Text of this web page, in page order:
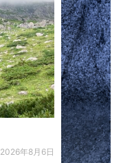
2026年8月6日